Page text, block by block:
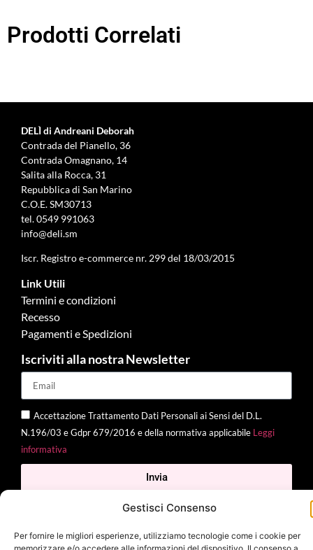
Gestisci Consenso
Per fornire le migliori esperienze, utilizziamo tecnologie come i cookie per
Prodotti Correlati
DELÌ di Andreani Deborah
Contrada del Pianello, 36
Contrada Omagnano, 14
Salita alla Rocca, 31
Repubblica di San Marino
C.O.E. SM30713
tel.0549 991063
info@deli.sm
Iscr. Registro e-commerce nr. 299 del 18/03/2015
Link Utili
Termini e condizioni
Recesso
Pagamenti e Spedizioni
Iscriviti alla nostra Newsletter
Accettazione Trattamento Dati Personali ai Sensi del D.L.
N.196/03 e Gdpr 679/2016 e della normativa applicabile Leggi
informativa
Invia
2025 Delì |Privacy Policy|Cookie Policy| Made with byJenny